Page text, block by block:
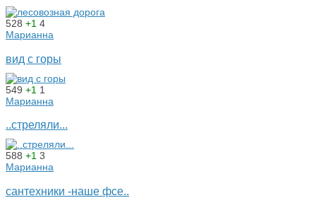
528 +1 4
Марианна
вид с горы
549 +1 1
Марианна
..стреляли...
588 +1 3
Марианна
сантехники -наше фсе..